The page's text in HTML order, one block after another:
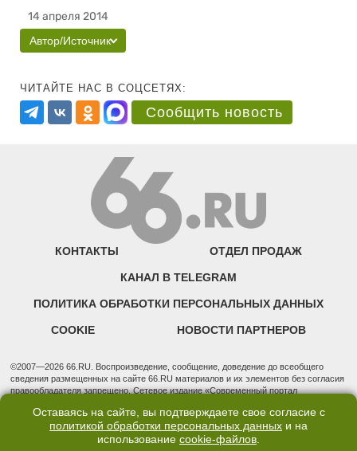
14 апреля 2014
Автор/Источник
ЧИТАЙТЕ НАС В СОЦСЕТЯХ:
Сообщить новость
КОНТАКТЫ ОТДЕЛ ПРОДАЖ
КАНАЛ В TELEGRAM
ПОЛИТИКА ОБРАБОТКИ ПЕРСОНАЛЬНЫХ ДАННЫХ
COOKIE НОВОСТИ ПАРТНЕРОВ
©2007—2026 66.RU. Воспроизведение, сообщение, доведение до всеобщего
сведения размещенных на сайте 66.RU материалов и их элементов без согласия
правообладателя запрещено. Сетевое издание «Современный портал
надзору в сфере связи, информационных технологий и массовых коммуникаций
(Роскомнадзор). Регистрационный номер ЭЛ № ФС 77 - 76634 от 02.09.2019
Учредитель: Общество с ограниченной ответственностью "66.ру". Юридический
Оставаясь на сайте, вы подтверждаете свое согласие с
политикой обработки персональных данных и на
использование cookie-файлов.